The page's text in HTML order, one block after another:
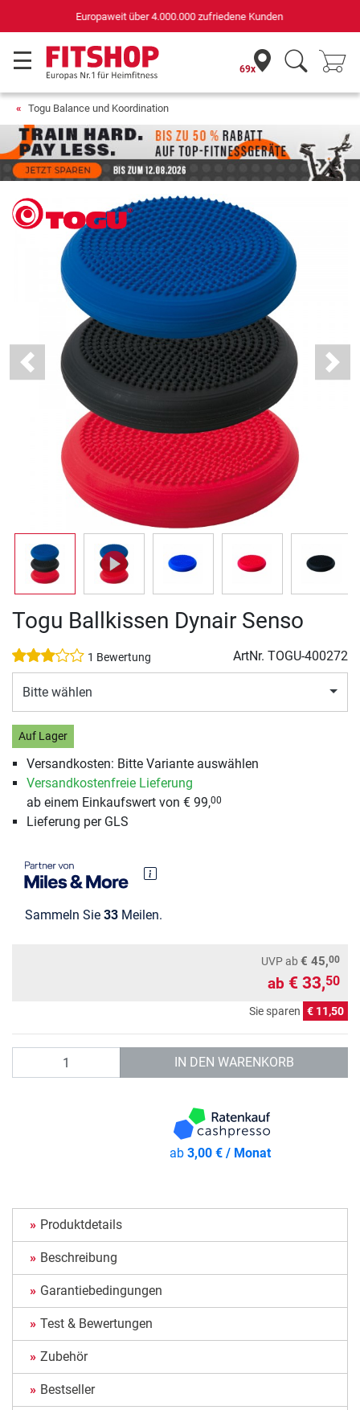
für Sportgeräte (n-tv+DISQ 2016-2024)
69x
Togu Balance und Koordination
Previous Next
Togu Ballkissen Dynair Senso
1 Bewertung ArtNr. TOGU-400272
Bitte wählen
Auf Lager
Versandkosten: Bitte Variante auswählen
Versandkostenfreie Lieferung
ab einem Einkaufswert von € 99,00
Lieferung per GLS
Sammeln Sie 33 Meilen.
UVPab € 45,00
ab € 33,50
Sie sparen € 11,50
IN DEN WARENKORB
ab3,00 € / Monat
Produktdetails
Beschreibung
Garantiebedingungen
Test & Bewertungen
Zubehör
Bestseller